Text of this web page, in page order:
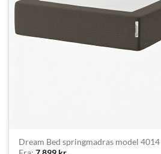
Dream Bed springmadras model